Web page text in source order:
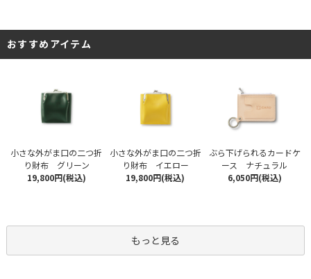
おすすめアイテム
小さな外がま口の二つ折
り財布 グリーン
19,800円(税込)
小さな外がま口の二つ折
り財布 イエロー
19,800円(税込)
ぶら下げられるカードケ
ース ナチュラル
6,050円(税込)
もっと見る